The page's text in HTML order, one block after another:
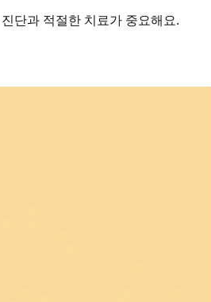
단과 적절한 치료가 중요해요.